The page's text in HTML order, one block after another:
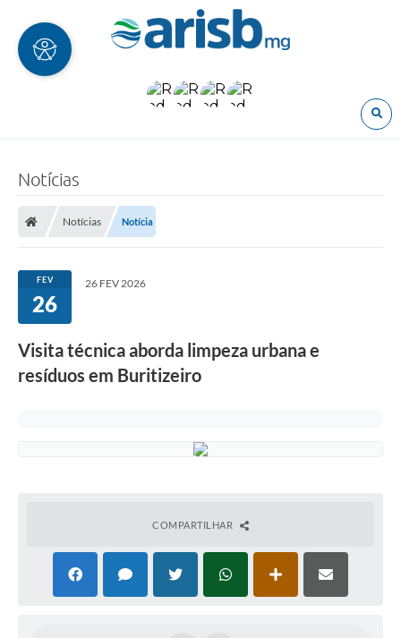
Notícias
Notícias Notícia
FEV
26
26 FEV 2026
Visita técnica aborda limpeza urbana e
resíduos em Buritizeiro
COMPARTILHAR